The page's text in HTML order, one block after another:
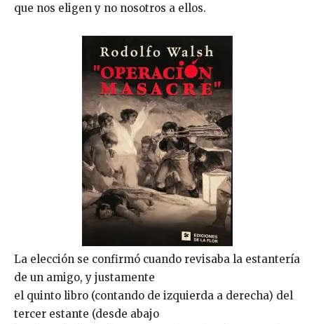
que nos eligen y no nosotros a ellos.
La elección se confirmó cuando revisaba la estantería
de un amigo, y justamente
el quinto libro (contando de izquierda a derecha) del
tercer estante (desde abajo